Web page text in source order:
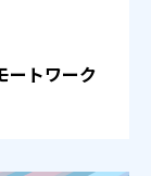
ートワーク